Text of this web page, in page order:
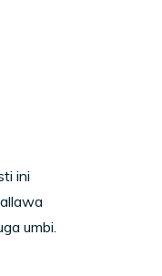
ini
umbi.